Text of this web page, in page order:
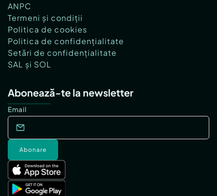
ANPC
Termeni și condiții
Politica de cookies
Politica de confidențialitate
Setări de confidențialitate
SAL și SOL
Abonează-te la newsletter
Email
Abonare